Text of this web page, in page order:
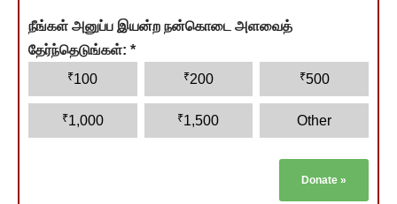
நீங்கள் அனுப்ப இயன்ற நன்கொடை அளவைத்
தேர்ந்தெடுங்கள்: *
₹100 ₹200 ₹500
₹1,000 ₹1,500 Other
Donate »